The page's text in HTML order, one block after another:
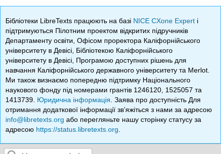
Бібліотеки LibreTexts працюють на базі NICE CXone Expert і
підтримуються Пілотним проектом відкритих підручників
Департаменту освіти, Офісом проректора Каліфорнійського
університету в Девісі, Бібліотекою Каліфорнійського
університету в Девісі, Програмою доступних рішень для
навчання Каліфорнійського державного університету та Merlot.
Ми також визнаємо попередню підтримку Національного
наукового фонду під номерами грантів 1246120, 1525057 та
1413739. Юридична інформація . Заява про доступність Для
отримання додаткової інформації зв’яжіться з нами за адресою
info@libretexts.org або перегляньте нашу сторінку статусу за
адресою https://status.libretexts.org